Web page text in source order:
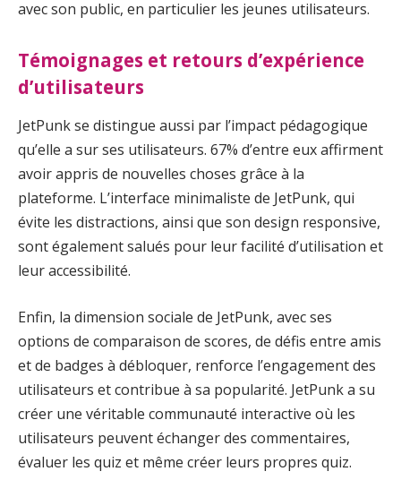
avec son public, en particulier les jeunes utilisateurs.
Témoignages et retours d’expérience
d’utilisateurs
JetPunk se distingue aussi par l’impact pédagogique
qu’elle a sur ses utilisateurs. 67% d’entre eux affirment
avoir appris de nouvelles choses grâce à la
plateforme. L’interface minimaliste de JetPunk, qui
évite les distractions, ainsi que son design responsive,
sont également salués pour leur facilité d’utilisation et
leur accessibilité.
Enfin, la dimension sociale de JetPunk, avec ses
options de comparaison de scores, de défis entre amis
et de badges à débloquer, renforce l’engagement des
utilisateurs et contribue à sa popularité. JetPunk a su
créer une véritable communauté interactive où les
utilisateurs peuvent échanger des commentaires,
évaluer les quiz et même créer leurs propres quiz.